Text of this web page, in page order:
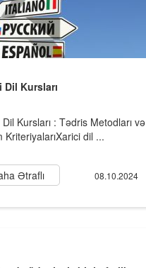
Dil Kursları
Kursları : Tədris Metodları və
KriteriyalarıXarici dil ...
Ətraflı 08.10.2024